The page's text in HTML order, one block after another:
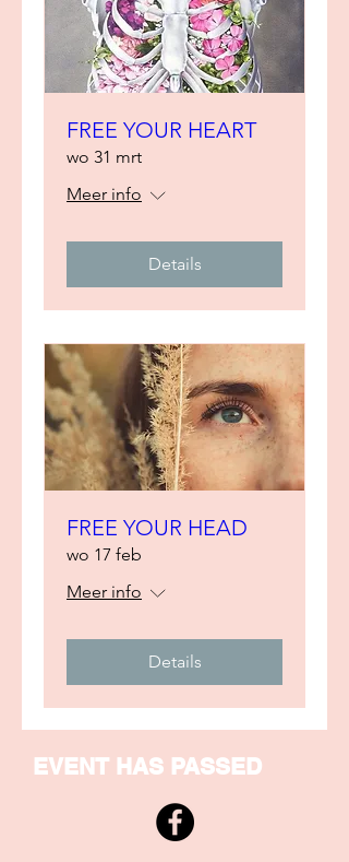
FREE YOUR HEART
wo 31 mrt
Meer info
Details
FREE YOUR HEAD
wo 17 feb
Meer info
Details
EVENT HAS PASSED